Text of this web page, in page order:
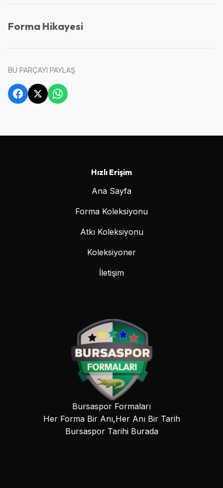
Forma Hikayesi
BU PARÇAYI PAYLAŞ
Hızlı Erişim
Ana Sayfa
Forma Koleksiyonu
Atkı Koleksiyonu
Koleksiyoner
İletişim
Bursaspor Formaları
Her Forma Bir Anı,Her Anı Bir Tarih
Bursaspor Tarihi Burada